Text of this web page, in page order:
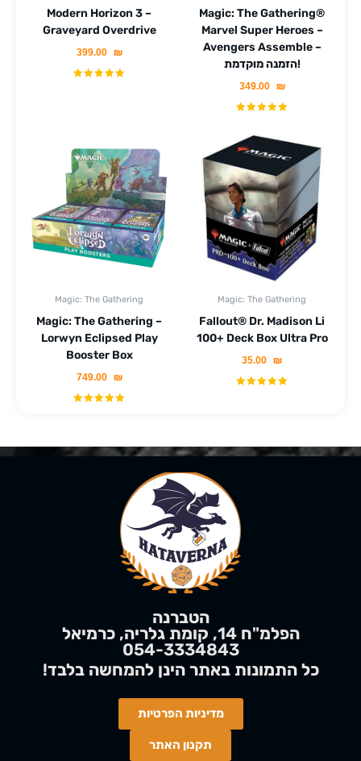
Modern Horizon 3 –
Graveyard Overdrive
399.00 ₪
Magic: The Gathering®
Marvel Super Heroes –
Avengers Assemble –
הזמנה מוקדמת!
349.00 ₪
Magic: The Gathering
Magic: The Gathering –
Lorwyn Eclipsed Play
Booster Box
749.00 ₪
Magic: The Gathering
Fallout® Dr. Madison Li
100+ Deck Box Ultra Pro
35.00 ₪
הטברנה
הפלמ"ח 14, קומת גלריה, כרמיאל
054-3334843
!כל התמונות באתר הינןלהמחשה בלבד
מדיניות הפרטיות
תקנון האתר